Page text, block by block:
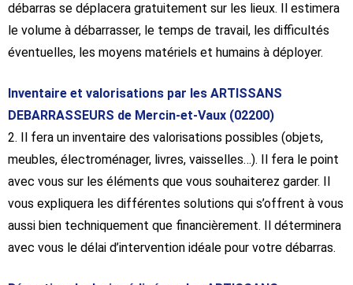
débarras se déplacera gratuitement sur les lieux. Il estimera
le volume à débarrasser, le temps de travail, les difficultés
éventuelles, les moyens matériels et humains à déployer.
Inventaire et valorisations par les ARTISSANS
DEBARRASSEURS de Mercin-et-Vaux (02200)
2. Il fera un inventaire des valorisations possibles (objets,
meubles, électroménager, livres, vaisselles…). Il fera le point
avec vous sur les éléments que vous souhaiterez garder. Il
vous expliquera les différentes solutions qui s’offrent à vous
aussi bien techniquement que financièrement. Il déterminera
avec vous le délai d’intervention idéale pour votre débarras.